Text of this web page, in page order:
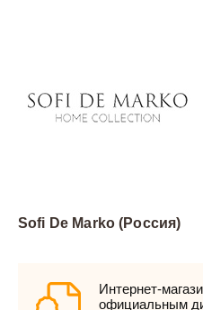
Sofi De Marko (Россия)
Интернет-
официальным